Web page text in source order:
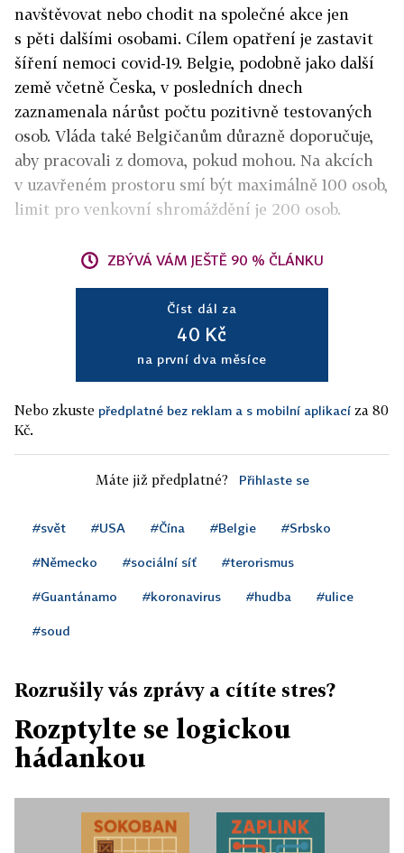
navštěvovat nebo chodit na společné akce jen
s pěti dalšími osobami. Cílem opatření je zastavit
šíření nemoci covid-19. Belgie, podobně jako další
země včetně Česka, v posledních dnech
zaznamenala nárůst počtu pozitivně testovaných
osob. Vláda také Belgičanům důrazně doporučuje,
aby pracovali z domova, pokud mohou. Na akcích
v uzavřeném prostoru smí být maximálně 100 osob,
limit pro venkovní shromáždění je 200 osob.
ZBÝVÁ VÁM JEŠTĚ 90 % ČLÁNKU
Číst dál za
40 Kč
na první dva měsíce
Nebo zkuste předplatné bez reklam a s mobilní aplikací za 80
Kč.
Máte již předplatné? Přihlaste se
#svět #USA #Čína #Belgie #Srbsko
#Německo #sociální síť #terorismus
#Guantánamo #koronavirus #hudba #ulice
#soud
Rozrušily vás zprávy a cítíte stres?
Rozptylte se logickou
hádankou